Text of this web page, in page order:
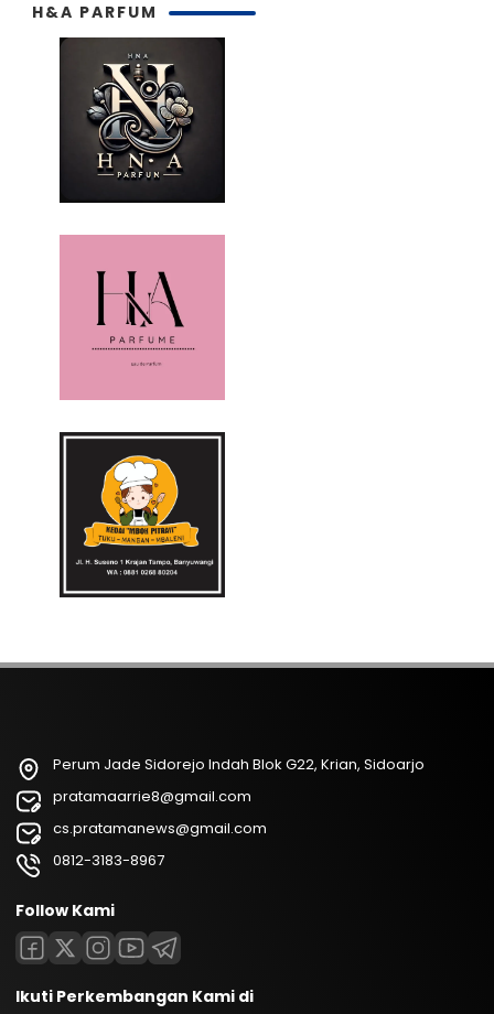
H&A PARFUM
Perum Jade Sidorejo Indah Blok G22, Krian, Sidoarjo
pratamaarrie8@gmail.com
cs.pratamanews@gmail.com
0812-3183-8967
Follow Kami
Ikuti Perkembangan Kami di